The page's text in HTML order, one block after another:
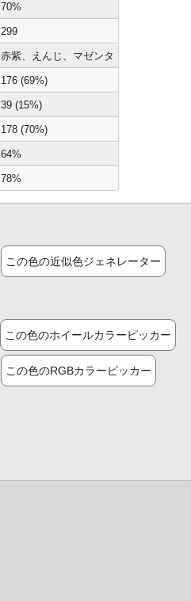
70%
299
赤紫、えんじ、マゼンタ
176 (69%)
39 (15%)
178 (70%)
64%
78%
この色の近似色ジェネレーター
この色のホイールカラーピッカー
この色のRGBカラーピッカー